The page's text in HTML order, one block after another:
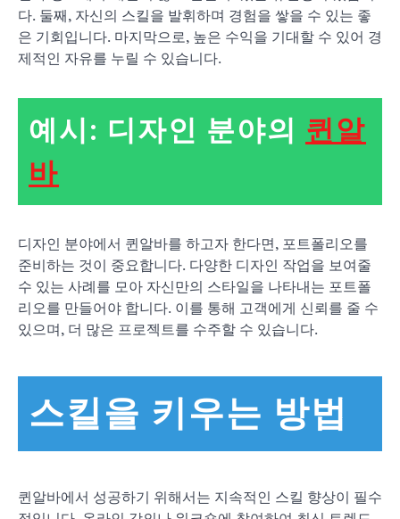
다. 둘째, 자신의 스킬을 발휘하며 경험을 쌓을 수 있는 좋
은 기회입니다. 마지막으로, 높은 수익을 기대할 수 있어 경
제적인 자유를 누릴 수 있습니다.
예시: 디자인 분야의 퀸알
바
디자인 분야에서 퀸알바를 하고자 한다면, 포트폴리오를
준비하는 것이 중요합니다. 다양한 디자인 작업을 보여줄
수 있는 사례를 모아 자신만의 스타일을 나타내는 포트폴
리오를 만들어야 합니다. 이를 통해 고객에게 신뢰를 줄 수
있으며, 더 많은 프로젝트를 수주할 수 있습니다.
스킬을 키우는 방법
퀸알바에서 성공하기 위해서는 지속적인 스킬 향상이 필수